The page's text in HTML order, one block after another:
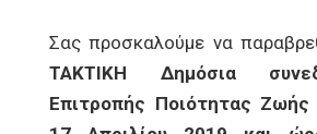
Σας προσκαλούμε να
ΤΑΚΤΙΚΗ Δημόσια
Επιτροπής Ποιότητας Ζωής